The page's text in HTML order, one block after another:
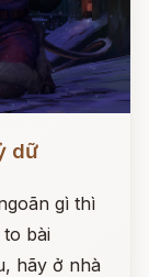
dữ
gì thì
bài
hãy ở nhà